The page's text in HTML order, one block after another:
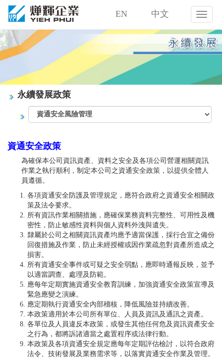
燁
輝
企
業
股
限
司
EN 中文
永續發展政策
資通安全政策
為確保本公司資訊資產、資料之安全及各項公司營運相關資訊
作業之執行順利，制定本公司之資通安全政策，以提供全體人
員遵循。
各項資通安全防護及管理規定，應符合政府之資通安全相關政
策及法令要求。
所有資訊作業相關措施，應確保業務資料完整性、可用性及機
密性，防止敏感性資料與個人資料外洩與遺失。
隸屬於公司之相關資訊資產均應予適當保護，採行合宜之備份
回復措施及作業，防止未經授權或因作業疏忽對資產所造成之
損害。
所有資通安全事件或可疑之安全弱點，應即時通報反映，並予
以適當調查、處理及防範。
應每年定期實施資通安全教育訓練，加強資通安全政策宣導及
緊急應變之演練。
應定期執行資通安全內部稽核，降低風險並持續改善。
本政策適用於本公司所有單位、人員及資訊及通訊之資產。
各單位及人員違反本政策，或發生其他任何危及資訊資產安全
之行為，都將訴諸適當之處置程序或法律行動。
本政策及各項資通安全規定應每年定期評估檢討，以符合政府
法令、技術發展及業務需求等，以落實資通安全作業及管理。